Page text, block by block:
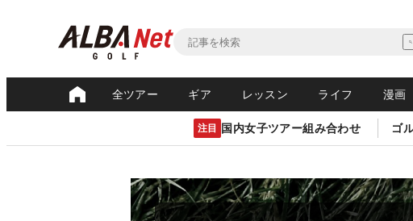
全ツアー ギア レッスン ライフ 漫画
注目 国内女子ツアー組み合わせ ゴ